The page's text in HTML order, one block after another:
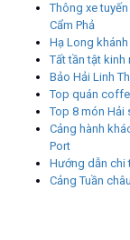
Thông xe
Cẩm Phả
Hạ Long
Tất tần tật kinh
Bảo Hải Linh
Top quán
Top 8 món Hải
Cảng hành
Port
Hướng dẫn chi
Cảng Tuần